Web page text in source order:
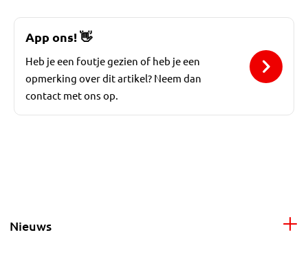
App ons!👋
Heb je een foutje gezien of heb je een
opmerking over dit artikel? Neem dan
contact met ons op.
Nieuws